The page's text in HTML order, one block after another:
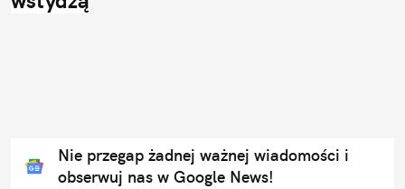
Nie przegap żadnej ważnej wiadomości i
obserwuj nas w Google News!